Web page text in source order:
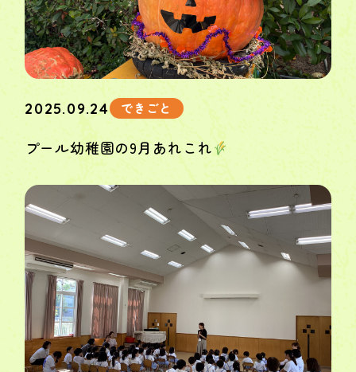
2025.09.24 できごと
プール幼稚園の9月あれこれ